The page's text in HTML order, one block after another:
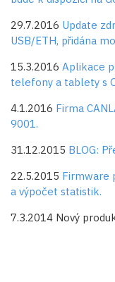
29.7.2016 Update
USB/ETH, přidána
15.3.2016 Aplikace
telefony a tablety s
4.1.2016 Firma
9001.
31.12.2015 BLOG:
22.5.2015 Firmware
a výpočet statistik.
7.3.2014 Nový